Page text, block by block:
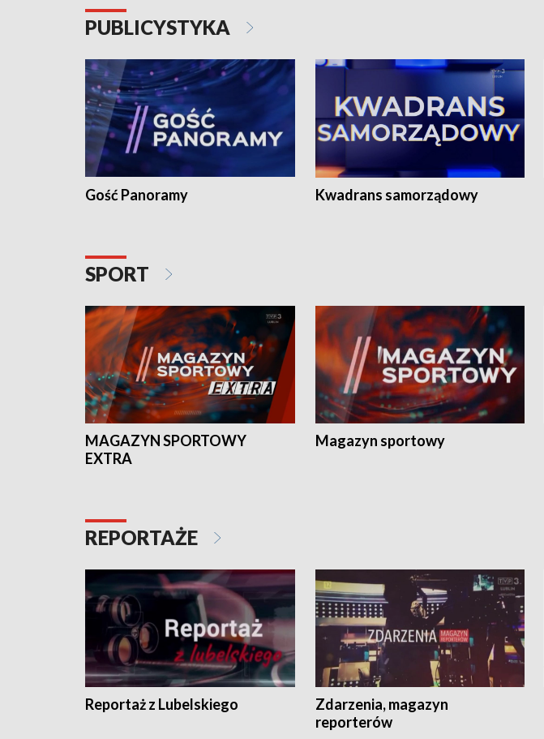
PUBLICYSTYKA
Gość Panoramy Kwadrans samorządowy
SPORT
MAGAZYN SPORTOWY
EXTRA
Magazyn sportowy
REPORTAŻE
Reportaż z Lubelskiego
Zdarzenia, magazyn
reporterów